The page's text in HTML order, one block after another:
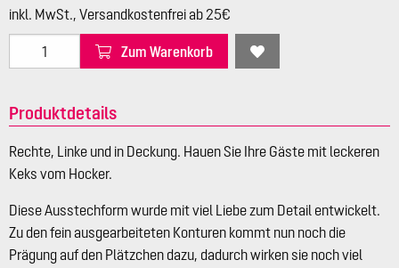
inkl. MwSt., Versandkostenfrei ab 25€
Zum Warenkorb
Produktdetails
Rechte, Linke und in Deckung. Hauen Sie Ihre Gäste mit leckeren
Keks vom Hocker.
Diese Ausstechform wurde mit viel Liebe zum Detail entwickelt.
Zu den fein ausgearbeiteten Konturen kommt nun noch die
Prägung auf den Plätzchen dazu, dadurch wirken sie noch viel